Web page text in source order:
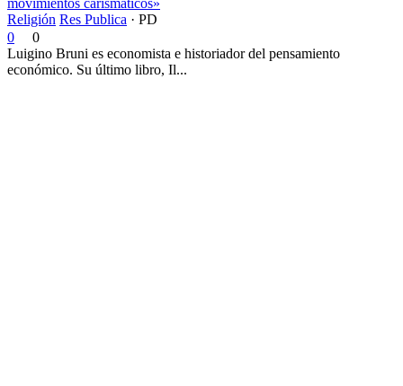
Religión Res Publica · PD
0
0
Luigino Bruni es economista e historiador del pensamiento
económico. Su último libro, Il...